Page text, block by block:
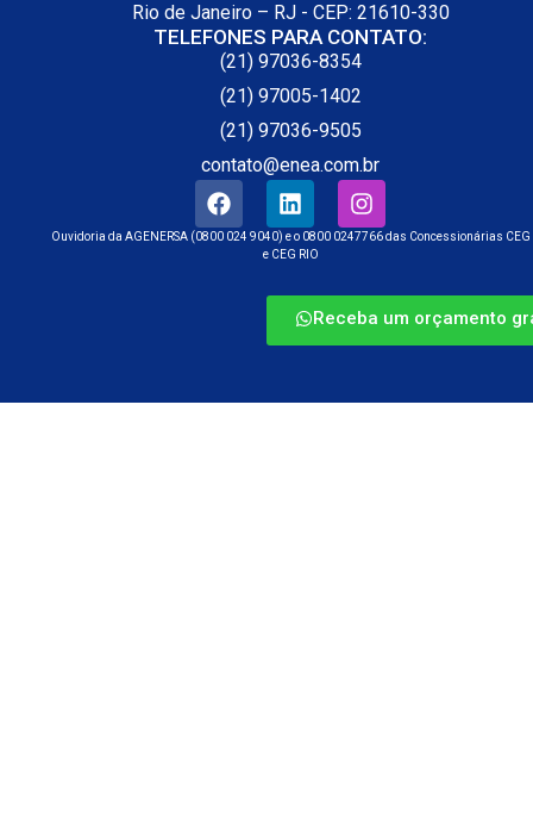
Rio de Janeiro – RJ - CEP: 21610-330
TELEFONES PARA CONTATO:
(21) 97036-8354
(21) 97005-1402
(21) 97036-9505
contato@enea.com.br
Ouvidoria da AGENERSA (0800 024 9040) e o 0800 0247766 das Concessionárias CEG
e CEG RIO
Receba um orçamento